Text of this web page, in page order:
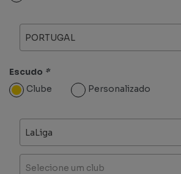
PORTUGAL
Escudo *
Clube
Personalizado
LaLiga
Selecione um club